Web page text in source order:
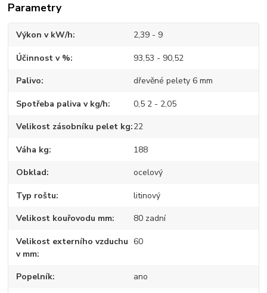
Parametry
Výkon v kW/h 2,39 - 9
Účinnost v % 93,53 - 90,52
Palivo dřevěné pelety 6 mm
Spotřeba paliva v kg/h 0,5 2 - 2,05
Velikost zásobníku pelet kg 22
Váha kg 188
Obklad ocelový
Typ roštu litinový
Velikost kouřovodu mm 80 zadní
Velikost externího vzduchu
v mm
60
Popelník ano